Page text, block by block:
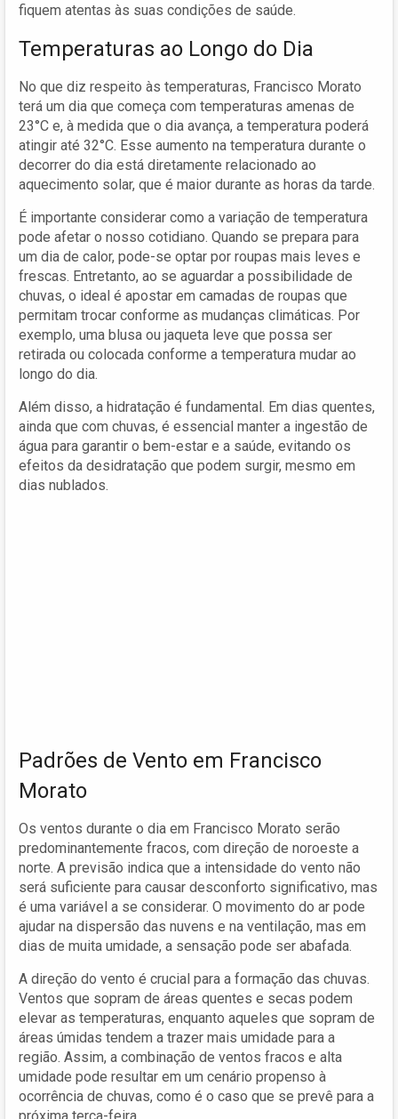
fiquem atentas às suas condições de saúde.
Temperaturas ao Longo do Dia
No que diz respeito às temperaturas, Francisco Morato
terá um dia que começa com temperaturas amenas de
23°C e, à medida que o dia avança, a temperatura poderá
atingir até 32°C. Esse aumento na temperatura durante o
decorrer do dia está diretamente relacionado ao
aquecimento solar, que é maior durante as horas da tarde.
É importante considerar como a variação de temperatura
pode afetar o nosso cotidiano. Quando se prepara para
um dia de calor, pode-se optar por roupas mais leves e
frescas. Entretanto, ao se aguardar a possibilidade de
chuvas, o ideal é apostar em camadas de roupas que
permitam trocar conforme as mudanças climáticas. Por
exemplo, uma blusa ou jaqueta leve que possa ser
retirada ou colocada conforme a temperatura mudar ao
longo do dia.
Além disso, a hidratação é fundamental. Em dias quentes,
ainda que com chuvas, é essencial manter a ingestão de
água para garantir o bem-estar e a saúde, evitando os
efeitos da desidratação que podem surgir, mesmo em
dias nublados.
Padrões de Vento em Francisco
Morato
Os ventos durante o dia em Francisco Morato serão
predominantemente fracos, com direção de noroeste a
norte. A previsão indica que a intensidade do vento não
será suficiente para causar desconforto significativo, mas
é uma variável a se considerar. O movimento do ar pode
ajudar na dispersão das nuvens e na ventilação, mas em
dias de muita umidade, a sensação pode ser abafada.
A direção do vento é crucial para a formação das chuvas.
Ventos que sopram de áreas quentes e secas podem
elevar as temperaturas, enquanto aqueles que sopram de
áreas úmidas tendem a trazer mais umidade para a
região. Assim, a combinação de ventos fracos e alta
umidade pode resultar em um cenário propenso à
ocorrência de chuvas, como é o caso que se prevê para a
próxima terça-feira.